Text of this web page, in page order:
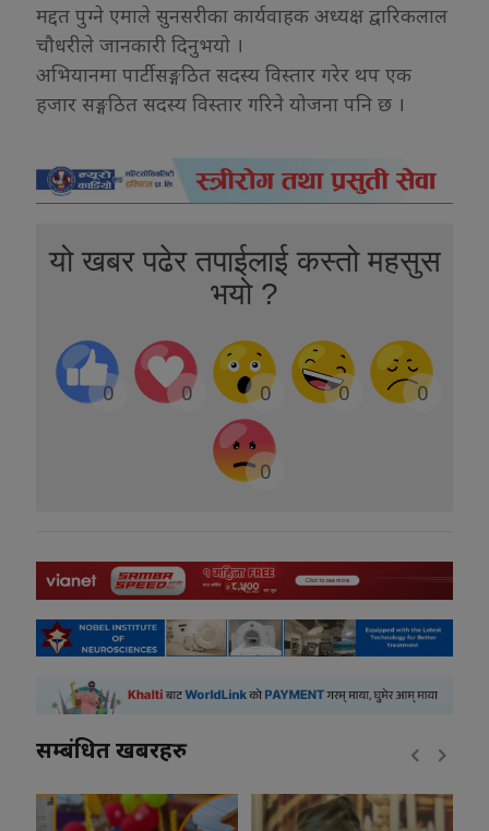
मद्दत पुग्ने एमाले सुनसरीका कार्यवाहक अध्यक्ष द्वारिकलाल
चौधरीले जानकारी दिनुभयो ।
अभियानमा पार्टी सङ्गठित सदस्य विस्तार गरेर थप एक
हजार सङ्गठित सदस्य विस्तार गरिने योजना पनि छ ।
यो खबर पढेर तपाईलाई कस्तो महसुस
भयो ?
0 0 0 0 0
0
सम्बंधित खबरहरु